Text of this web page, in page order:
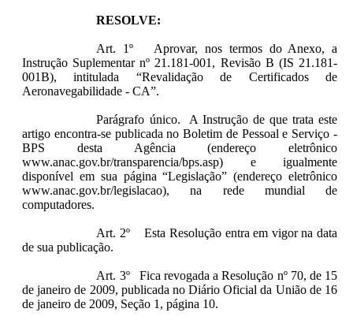
RESOLVE:
Art. 1º Aprovar, nos termos do Anexo, a
Instrução Suplementar nº 21.181-001, Revisão B (IS 21.181-
001B), intitulada “Revalidação de Certificados de
Aeronavegabilidade - CA”.
Parágrafo único. A Instrução de que trata este
artigo encontra-se publicada no Boletim de Pessoal e Serviço -
BPS desta Agência (endereço eletrônico
www.anac.gov.br/transparencia/bps.asp) e igualmente
disponível em sua página “Legislação” (endereço eletrônico
www.anac.gov.br/legislacao), na rede mundial de
computadores.
Art. 2º Esta Resolução entra em vigor na data
de sua publicação.
Art. 3º Fica revogada a Resolução nº 70, de 15
de janeiro de 2009, publicada no Diário Oficial da União de 16
de janeiro de 2009, Seção 1, página 10.